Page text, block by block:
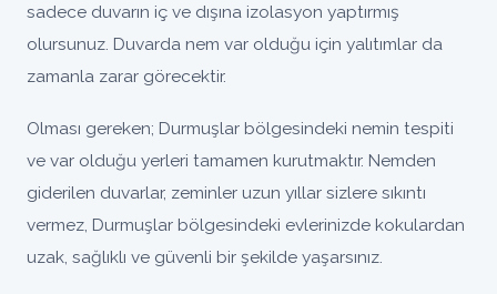
sadece duvarın iç ve dışına izolasyon yaptırmış
olursunuz. Duvarda nem var olduğu için yalıtımlar da
zamanla zarar görecektir.
Olması gereken; Durmuşlar bölgesindeki nemin tespiti
ve var olduğu yerleri tamamen kurutmaktır. Nemden
giderilen duvarlar, zeminler uzun yıllar sizlere sıkıntı
vermez, Durmuşlar bölgesindeki evlerinizde kokulardan
uzak, sağlıklı ve güvenli bir şekilde yaşarsınız.